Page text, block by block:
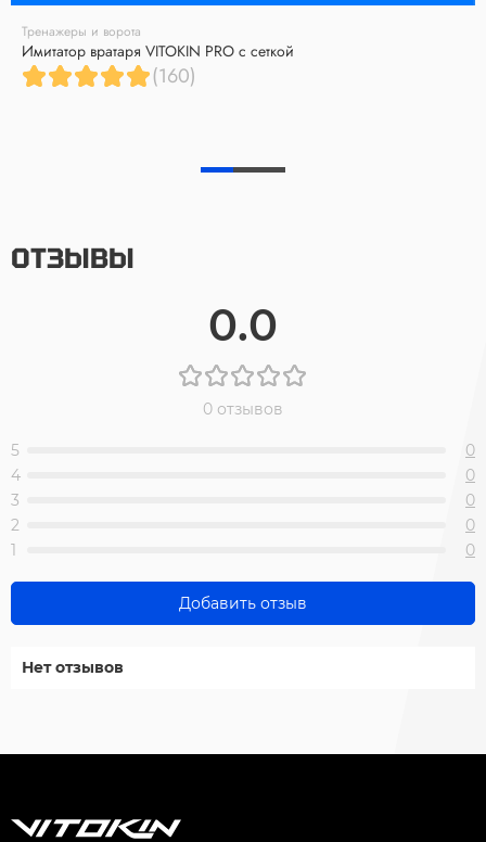
Тренажеры и ворота
Имитатор вратаря VITOKIN PRO с сеткой
(160)
ОТЗЫВЫ
0.0
0 отзывов
5
0
4
0
3
0
2
0
1
0
Добавить отзыв
Нет отзывов